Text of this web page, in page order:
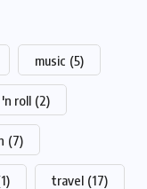
music (5)
roll (2)
(7)
travel (17)